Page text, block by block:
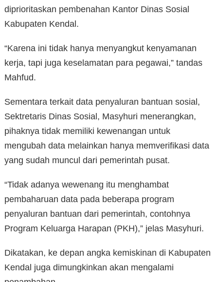
diprioritaskan pembenahan Kantor Dinas Sosial
Kabupaten Kendal.
“Karena ini tidak hanya menyangkut kenyamanan
kerja, tapi juga keselamatan para pegawai,” tandas
Mahfud.
Sementara terkait data penyaluran bantuan sosial,
Sektretaris Dinas Sosial, Masyhuri menerangkan,
pihaknya tidak memiliki kewenangan untuk
mengubah data melainkan hanya memverifikasi data
yang sudah muncul dari pemerintah pusat.
“Tidak adanya wewenang itu menghambat
pembaharuan data pada beberapa program
penyaluran bantuan dari pemerintah, contohnya
Program Keluarga Harapan (PKH),” jelas Masyhuri.
Dikatakan, ke depan angka kemiskinan di Kabupaten
Kendal juga dimungkinkan akan mengalami